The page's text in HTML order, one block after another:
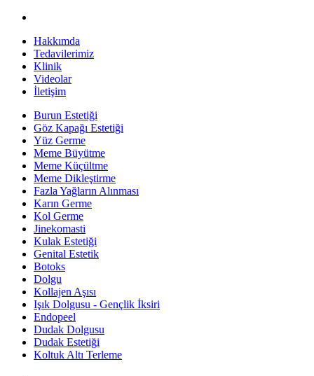
Hakkımda
Tedavilerimiz
Klinik
Videolar
İletişim
Burun Estetiği
Göz Kapağı Estetiği
Yüz Germe
Meme Büyütme
Meme Küçültme
Meme Dikleştirme
Fazla Yağların Alınması
Karın Germe
Kol Germe
Jinekomasti
Kulak Estetiği
Genital Estetik
Botoks
Dolgu
Kollajen Aşısı
Işık Dolgusu - Gençlik İksiri
Endopeel
Dudak Dolgusu
Dudak Estetiği
Koltuk Altı Terleme